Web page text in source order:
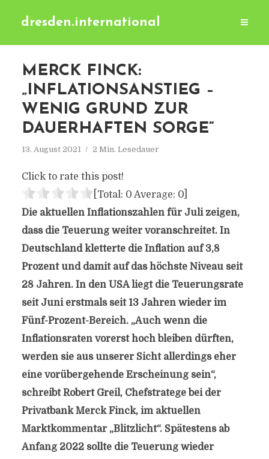
dresden.international
MERCK FINCK:
„INFLATIONSANSTIEG –
WENIG GRUND ZUR
DAUERHAFTEN SORGE“
13. August 2021 2 Min. Lesedauer
Click to rate this post!
[Total: 0 Average: 0]
Die aktuellen Inflationszahlen für Juli zeigen,
dass die Teuerung weiter voranschreitet. In
Deutschland kletterte die Inflation auf 3,8
Prozent und damit auf das höchste Niveau seit
28 Jahren. In den USA liegt die Teuerungsrate
seit Juni erstmals seit 13 Jahren wieder im
Fünf-Prozent-Bereich. „Auch wenn die
Inflationsraten vorerst hoch bleiben dürften,
werden sie aus unserer Sicht allerdings eher
eine vorübergehende Erscheinung sein“,
schreibt Robert Greil, Chefstratege bei der
Privatbank Merck Finck, im aktuellen
Marktkommentar „Blitzlicht“. Spätestens ab
Anfang 2022 sollte die Teuerung wieder